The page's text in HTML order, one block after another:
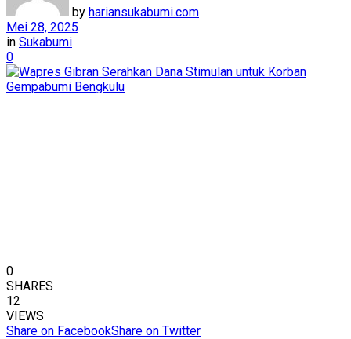
by hariansukabumi.com
Mei 28, 2025
in Sukabumi
0
0
SHARES
12
VIEWS
Share on FacebookShare on Twitter